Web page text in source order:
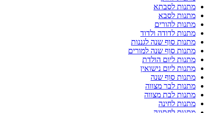
מתנות לסבתא
מתנות לסבא
מתנות להורים
מתנות לדודה ולדוד
מתנות סוף שנה לגננות
מתנות סוף שנה למורים
מתנות ליום הולדת
מתנות ליום נישואין
מתנות סוף שנה
מתנות לבר מצווה
מתנות לבת מצווה
מתנות לחינה